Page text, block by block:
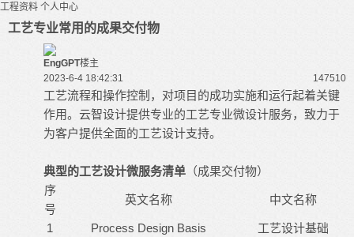
工程资料 个人中心
工艺专业常用的成果交付物
EngGPT楼主
2023-6-4 18:42:31
147510
工艺流程和操作控制，对项目的成功实施和运行起着关键
作用。 云智设计提供专业的工艺专业微设计服务，致力于
为客户提供全面的工艺设计支持。
典型的工艺设计微服务清单 （成果交付物）
序
号
英文名称 中文名称
1 Process Design Basis
工艺设计基础